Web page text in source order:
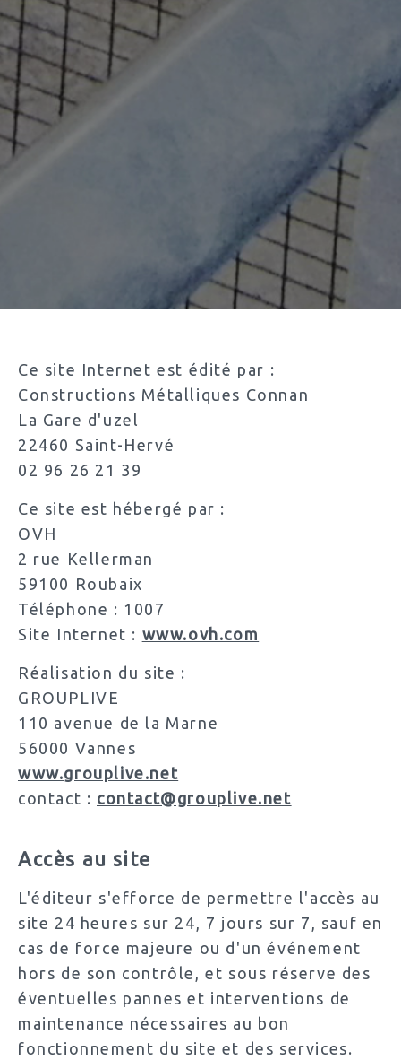
Ce site Internet est édité par :
Constructions Métalliques Connan
La Gare d'uzel
22460 Saint-Hervé
02 96 26 21 39
Ce site est hébergé par :
OVH
2 rue Kellerman
59100 Roubaix
Téléphone : 1007
Site Internet : www.ovh.com
Réalisation du site :
GROUPLIVE
110 avenue de la Marne
56000 Vannes
www.grouplive.net
contact : contact@grouplive.net
Accès au site
L'éditeur s'efforce de permettre l'accès au
site 24 heures sur 24, 7 jours sur 7, sauf en
cas de force majeure ou d'un événement
hors de son contrôle, et sous réserve des
éventuelles pannes et interventions de
maintenance nécessaires au bon
fonctionnement du site et des services.